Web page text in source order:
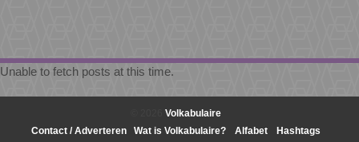
Unable to fetch posts at this time.
Volkabulaire
Contact / Adverteren
Wat is Volkabulaire? Alfabet Hashtags